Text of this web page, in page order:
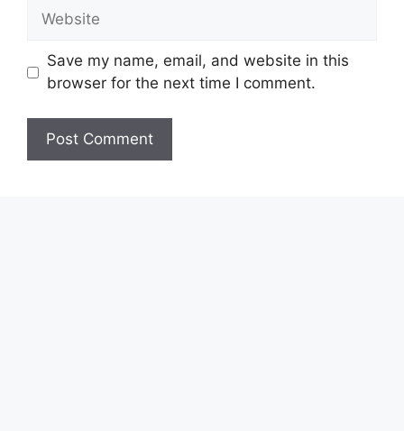
Website
Save my name, email, and website in this
browser for the next time I comment.